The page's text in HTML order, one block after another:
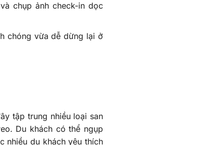
chụp ảnh check-in dọc
chóng vừa dễ dừng lại ở
tập trung nhiều loại san
Du khách có thể ngụp
nhiều du khách yêu thích